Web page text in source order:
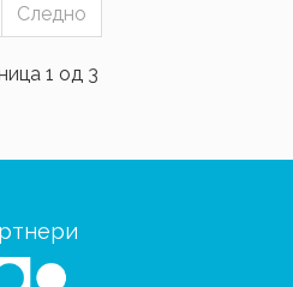
Следно
1 од 3